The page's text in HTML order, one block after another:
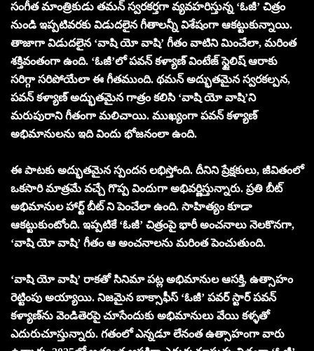
సంగీత మాంత్రికుడు తమన్ స్వరకర్తగా వ్యవహరిస్తున్న ‘ఓజీ’ చిత్రం
నుండి ఇప్పటివరకు విడుదలైన గీతాలన్నీ విశేషంగా ఆకట్టుకున్నాయి.
తాజాగా విడుదలైన ‘వాషి యో వాషి’ గీతం వాటిని మించేలా, మరింత
శక్తివంతంగా ఉంది. ‘ఓజీ’లో పవన్ కళ్యాణ్ వింటేజ్ స్టైలిష్ ఆరాకు
సరిగ్గా సరిపోయేలా ఈ గీతముంది. థమన్ అద్భుతమైన స్వరకల్పన,
పవన్ కళ్యాణ్ అద్భుతమైన గాత్రం కలిసి ‘వాషి యో వాషి’ని
మరుపురాని గీతంగా మలిచాయి. ముఖ్యంగా పవన్ కళ్యాణ్
అభిమానులను ఇది విందు భోజనంలా ఉంది.
ఈ పాటకు అద్భుతమైన స్పందన లభిస్తోంది. దీనిని ప్రేక్షకులు, జీవితంలో
ఒకసారి మాత్రమే వచ్చే గొప్ప విందుగా అభివర్ణిస్తున్నారు. ప్రతి బీట్
అభిమానుల హార్ట్ బీట్ ని పెంచేలా ఉంది. సాహిత్యం కూడా
ఆకట్టుకుంటోంది. ఇప్పటికే ‘ఓజీ’ చిత్రంపై భారీ అంచనాలు నెలకొనగా,
‘వాషి యో వాషి’ గీతం ఆ అంచనాలను మరింత పెంచుతుంది.
‘వాషి యో వాషి’ రాకతో సినిమా పట్ల అభిమానుల ఆసక్తి, ఉత్సాహం
రెట్టింపు అయ్యాయి. నిజమైన బాక్సాఫీస్ ‘ఓజీ’ పవర్ స్టార్ పవన్
కళ్యాణ్‌ను వెండితెరపై చూసేందుకు అభిమానులు వేయి కళ్ళతో
ఎదురుచూస్తున్నారు. గతంలో ఎన్నడూ లేనంత ఉత్సాహంగా వారు